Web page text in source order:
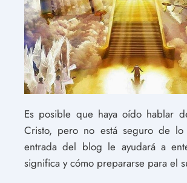
Es posible que haya oído hablar
Cristo, pero no está seguro de lo
entrada del blog le ayudará a
significa y cómo prepararse para el